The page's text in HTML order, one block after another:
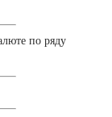
по ряду